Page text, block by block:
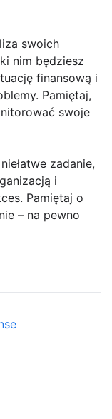
swoich
nim będziesz
finansową i
Pamiętaj,
swoje
zadanie,
i
Pamiętaj o
– na pewno